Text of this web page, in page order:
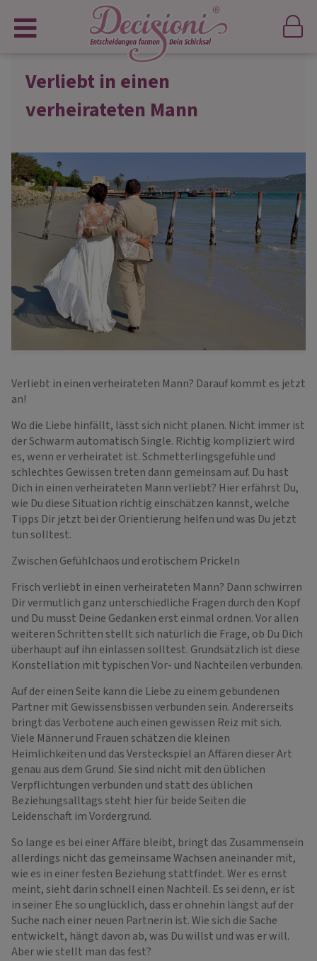
Verliebt in einen
verheirateten Mann
Verliebt in einen verheirateten Mann? Darauf kommt es jetzt
an!
Wo die Liebe hinfällt, lässt sich nicht planen. Nicht immer ist
der Schwarm automatisch Single. Richtig kompliziert wird
es, wenn er verheiratet ist. Schmetterlingsgefühle und
schlechtes Gewissen treten dann gemeinsam auf. Du hast
Dich in einen verheirateten Mann verliebt? Hier erfährst Du,
wie Du diese Situation richtig einschätzen kannst, welche
Tipps Dir jetzt bei der Orientierung helfen und was Du jetzt
tun solltest.
Zwischen Gefühlchaos und erotischem Prickeln
Frisch verliebt in einen verheirateten Mann? Dann schwirren
Dir vermutlich ganz unterschiedliche Fragen durch den Kopf
und Du musst Deine Gedanken erst einmal ordnen. Vor allen
weiteren Schritten stellt sich natürlich die Frage, ob Du Dich
überhaupt auf ihn einlassen solltest. Grundsätzlich ist diese
Konstellation mit typischen Vor- und Nachteilen verbunden.
Auf der einen Seite kann die Liebe zu einem gebundenen
Partner mit Gewissensbissen verbunden sein. Andererseits
bringt das Verbotene auch einen gewissen Reiz mit sich.
Viele Männer und Frauen schätzen die kleinen
Heimlichkeiten und das Versteckspiel an Affären dieser Art
genau aus dem Grund. Sie sind nicht mit den üblichen
Verpflichtungen verbunden und statt des üblichen
Beziehungsalltags steht hier für beide Seiten die
Leidenschaft im Vordergrund.
So lange es bei einer Affäre bleibt, bringt das Zusammensein
allerdings nicht das gemeinsame Wachsen aneinander mit,
wie es in einer festen Beziehung stattfindet. Wer es ernst
meint, sieht darin schnell einen Nachteil. Es sei denn, er ist
in seiner Ehe so unglücklich, dass er ohnehin längst auf der
Suche nach einer neuen Partnerin ist. Wie sich die Sache
entwickelt, hängt davon ab, was Du willst und was er will.
Aber wie stellt man das fest?